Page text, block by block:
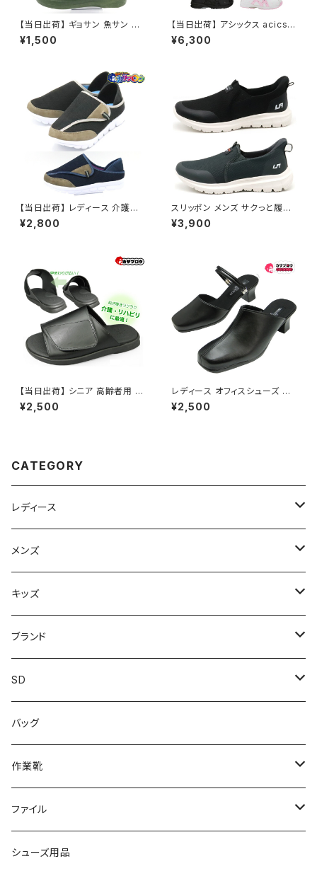
【当日出荷】 ギョサン 魚サン メ
ンズ サンダル パール PEARL ク
ロッグ 375 フリーサイズ人気
¥1,500
【当日出荷】 アシックス acics
すくすく スクスクベビー GD.RU
NNER BABY SL-MID スニー
¥6,300
【当日出荷】 レディース 介護シ
ューズ クロッグ サンダル スリッ
パ 4127 M-THREE ベルクロ
¥2,800
スリッポン メンズ サクっと履け
る L204 LARKINS
¥3,900
【当日出荷】 シニア 高齢者用 靴
介護シューズ ギブス用 けが人
用 黒 ブラック リハビリシューズ
¥2,500
レディース オフィスシューズ オ
フィスサンダル ビジネスサンダ
ル ビジネススリッパ 歩きやすい
¥2,500
CATEGORY
レディース
スニーカー
上履き/スリッパ
レインシューズ
カジュアル
サンダル/クロッグ
ブーツ
作業靴
フォーマル/ビジネス/通学靴
学生靴
オフィスサンダル
メンズ
サンダル・スリッパ
メンズ\レインシューズ
スニーカー
上履き/スリッパ
カジュアル
スニーカー
サンダル/クロッグ
レインシューズ
作業靴
キッズ
スニーカー
レインシューズ
カジュアル
サンダル/クロッグ
フォーマル
アウトドア/トレッキング
上履き/スリッパ
ブランド
ブランド1
アディダス adidas
アシックス asics
ブランド3
ヨネックス YONEX
日進ゴム
アディダス
ブランド2
スミクラ
アシックス
SD
エムディ企画
バッグ
作業靴
足袋
ナースシューズ
ファイル
20190123nsnk
シューズ用品